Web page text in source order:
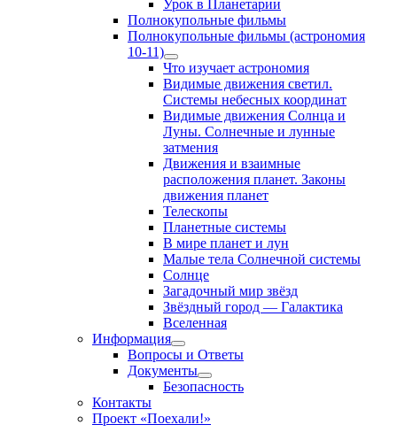
Урок в Планетарии
Полнокупольные фильмы
Полнокупольные фильмы (астрономия
10-11)
Show
sub
menu
Что изучает астрономия
Видимые движения светил.
Системы небесных координат
Видимые движения Солнца и
Луны. Солнечные и лунные
затмения
Движения и взаимные
расположения планет. Законы
движения планет
Телескопы
Планетные системы
В мире планет и лун
Малые тела Солнечной системы
Солнце
Загадочный мир звёзд
Звёздный город — Галактика
Вселенная
Информация
Show
sub
menu
Вопросы и Ответы
Документы
Show
sub
Безопасность
Контакты
Проект «Поехали!»